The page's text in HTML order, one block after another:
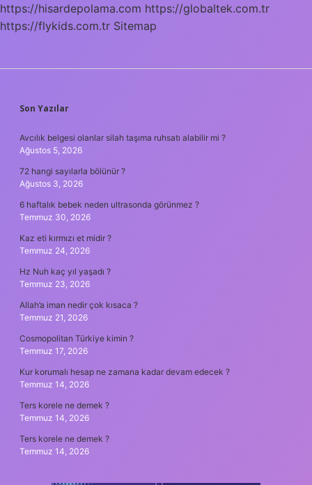
https://hisardepolama.com https://globaltek.com.tr
https://flykids.com.tr Sitemap
SIDEBAR
Son Yazılar
Avcılık belgesi olanlar silah taşıma ruhsatı alabilir mi ?
Ağustos 5, 2026
72 hangi sayılarla bölünür ?
Ağustos 3, 2026
6 haftalık bebek neden ultrasonda görünmez ?
Temmuz 30, 2026
Kaz eti kırmızı et midir ?
Temmuz 24, 2026
Hz Nuh kaç yıl yaşadı ?
Temmuz 23, 2026
Allah’a iman nedir çok kısaca ?
Temmuz 21, 2026
Cosmopolitan Türkiye kimin ?
Temmuz 17, 2026
Kur korumalı hesap ne zamana kadar devam edecek ?
Temmuz 14, 2026
Ters korele ne demek ?
Temmuz 14, 2026
Ters korele ne demek ?
Temmuz 14, 2026